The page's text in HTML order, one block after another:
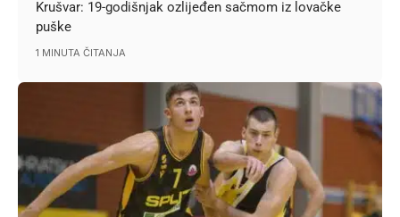
Krušvar: 19-godišnjak ozlijeđen sačmom iz lovačke
puške
1 MINUTA ČITANJA